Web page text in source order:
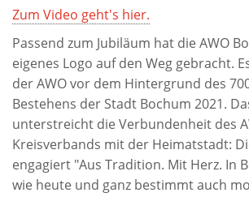
Zum Video geht's hier.
Passend zum Jubiläum hat die AWO
eigenes Logo auf den Weg gebracht.
der AWO vor dem Hintergrund des
Bestehens der Stadt Bochum 2021.
unterstreicht die Verbundenheit des
Kreisverbands mit der Heimatstadt:
engagiert "Aus Tradition. Mit Herz. In
wie heute und ganz bestimmt auch